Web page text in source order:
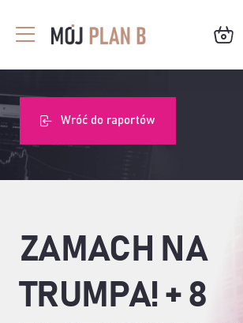
zawartości
Toggle
Navigation
SKUTECZNOŚĆ ANALIZ
Wróć do raportów
ZAMACH NA
TRUMPA! + 8